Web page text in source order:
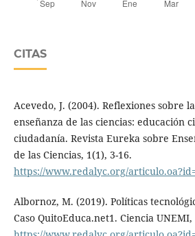
CITAS
Acevedo, J. (2004). Reflexiones sobre
enseñanza de las ciencias: educación
ciudadanía. Revista Eureka sobre
de las Ciencias, 1(1), 3-16.
https://www.redalyc.org/
Albornoz, M. (2019). Políticas
Caso QuitoEduca.net1. Ciencia UNEMI,